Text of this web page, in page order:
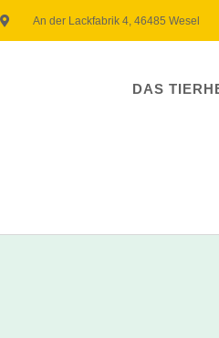
An der Lackfabrik 4, 46485 Wesel
DAS